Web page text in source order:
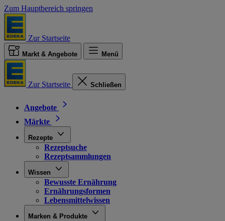
Zum Hauptbereich springen
Zur Startseite
Markt & Angebote Menü
Zur Startseite Schließen
Angebote
Märkte
Rezepte
Rezeptsuche
Rezeptsammlungen
Wissen
Bewusste Ernährung
Ernährungsformen
Lebensmittelwissen
Marken & Produkte